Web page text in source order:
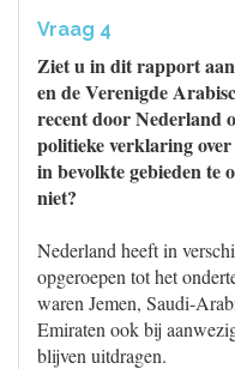
Vraag 4
Ziet u in dit rapport
en de Verenigde
recent door Nederland
politieke verklaring over
in bevolkte gebieden te
niet?
Nederland heeft in
opgeroepen tot het
waren Jemen, Saudi-
Emiraten ook bij
blijven uitdragen.